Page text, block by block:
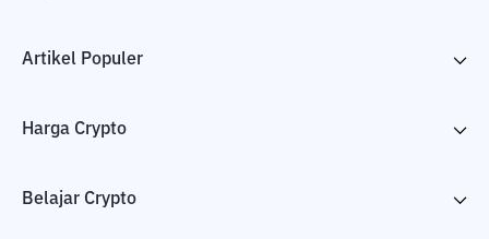
Artikel Populer
Harga Crypto
Belajar Crypto